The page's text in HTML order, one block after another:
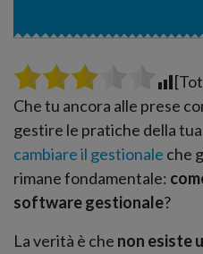
Che tu ancora alle prese
gestire le pratiche della
cambiare il gestionale che
rimane fondamentale:
software gestionale?
La verità è che non esiste